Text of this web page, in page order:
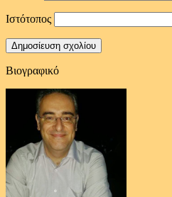
Ιστότοπος
Βιογραφικό